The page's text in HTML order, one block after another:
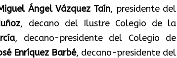
Ángel Vázquez Taín, presidente del
, decano del Ilustre Colegio de la
, decano-presidente del Colegio de
Enríquez Barbé, decano-presidente del